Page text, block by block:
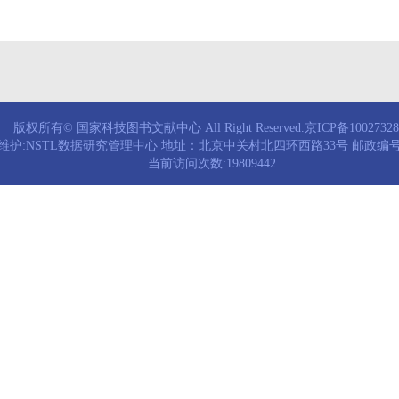
版权所有© 国家科技图书文献中心 All Right Reserved.京ICP备
护:NSTL数据研究管理中心 地址：北京中关村北四环西路33号 邮政编
当前访问次数:19809442